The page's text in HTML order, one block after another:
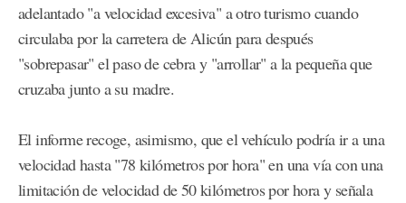
adelantado "a velocidad excesiva" a otro turismo cuando
circulaba por la carretera de Alicún para después
"sobrepasar" el paso de cebra y "arrollar" a la pequeña que
cruzaba junto a su madre.
El informe recoge, asimismo, que el vehículo podría ir a una
velocidad hasta "78 kilómetros por hora" en una vía con una
limitación de velocidad de 50 kilómetros por hora y señala